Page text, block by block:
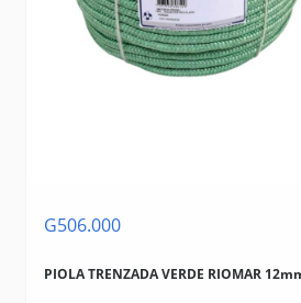
G506.000
PIOLA TRENZADA VERDE RIOMAR